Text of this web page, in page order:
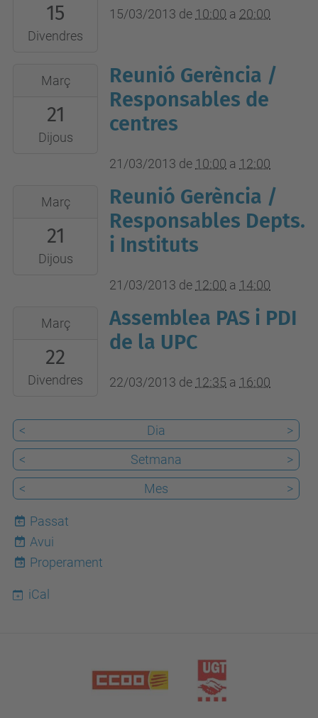
15T10:00:00+01:00
2013-
15T20:00:00+01:00
15
Divendres
15/03/2013 de 10:00 a 20:00
2013-
21T10:00:00+01:00
2013-
Març
21
Dijous
Reunió Gerència /
Responsables de
centres
21/03/2013 de 10:00 a 12:00
2013-
21T12:00:00+01:00
2013-
Març
21
Dijous
Reunió Gerència /
Responsables Depts.
i Instituts
21/03/2013 de 12:00 a 14:00
2013-
22T12:35:00+01:00
2013-
22T16:00:00+01:00
Auditori
Vèrtex
Març
22
Divendres
Assemblea PAS i PDI
de la UPC
22/03/2013 de 12:35 a 16:00
< Dia
>
<
Setmana
>
<
Mes >
Passat
7
Avui
Properament
iCal